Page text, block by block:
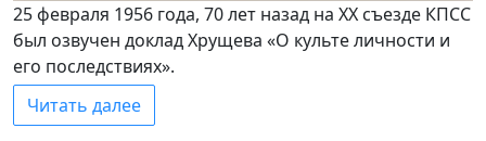
25 февраля 1956 года, 70 лет назад на XX съезде КПСС
был озвучен доклад Хрущева «О культе личности и
его последствиях».
Читать далее